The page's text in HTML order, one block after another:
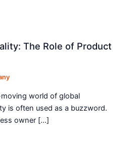
The Role of Product
world of global
is often used as a buzzword.
owner […]